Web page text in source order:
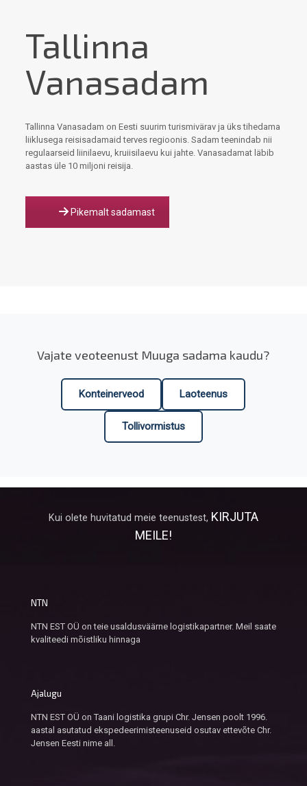
Tallinna
Vanasadam
Tallinna Vanasadam on Eesti suurim turismivärav ja üks tihedama
liiklusega reisisadamaid terves regioonis. Sadam teenindab nii
regulaarseid liinilaevu, kruiisilaevu kui jahte. Vanasadamat läbib
aastas üle 10 miljoni reisija.
Pikemalt sadamast
Vajate veoteenust Muuga sadama kaudu?
Konteinerveod Laoteenus
Tollivormistus
Kui olete huvitatud meie teenustest, KIRJUTA
MEILE!
NTN
NTN EST OÜ on teie usaldusväärne logistikapartner. Meil saate
kvaliteedi mõistliku hinnaga
Ajalugu
NTN EST OÜ on Taani logistika grupi Chr. Jensen poolt 1996.
aastal asutatud ekspedeerimisteenuseid osutav ettevõte Chr.
Jensen Eesti nime all.